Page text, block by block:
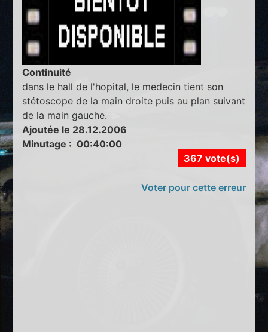
Continuité
dans le hall de l'hopital, le medecin tient son
stétoscope de la main droite puis au plan suivant
de la main gauche.
Ajoutée le 28.12.2006
Minutage : 00:40:00
367 vote(s)
Voter pour cette erreur